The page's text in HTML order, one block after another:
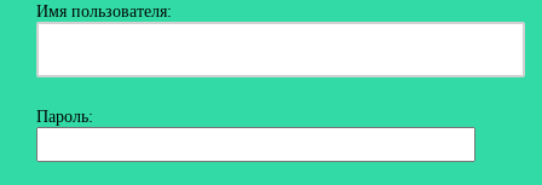
Имя пользователя:
Пароль: